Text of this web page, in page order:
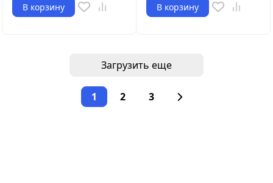
В корзину
В корзину
Загрузить еще
1 2 3